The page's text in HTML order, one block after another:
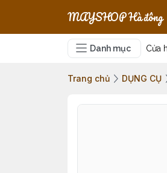
MAYSHOP Hà đông
Danh mục Cửa
Trang chủ DỤNG CỤ